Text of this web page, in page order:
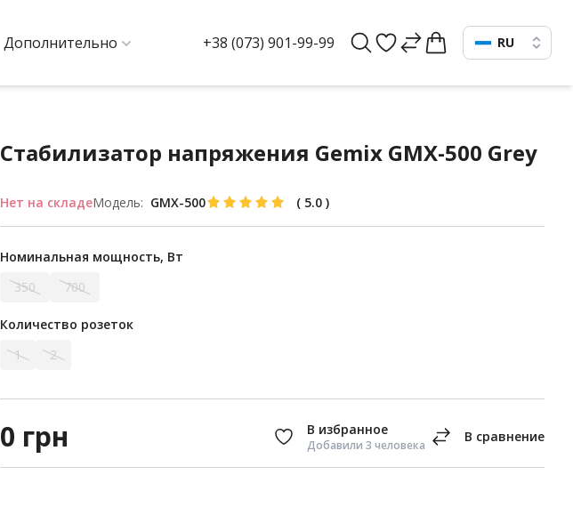
Дополнительно +38 (073) 901-99-99 RU
Стабилизатор напряжения Gemix GMX-500 Grey
Нет на складеМодель: GMX-500 ( 5.0 )
Номинальная мощность, Вт
350
700
Количество розеток
1
2
0 грн Добавили 3 человека